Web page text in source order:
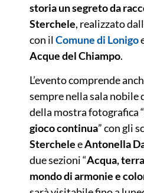
storia un segreto da
Sterchele, realizzato
con ilComune di Lonigo
Acque del Chiampo.
L’evento comprende
sempre nella sala nobile
della mostra fotografica “
gioco continua” con gli
StercheleeAntonella
due sezioni “Acqua,
mondo di armonie e